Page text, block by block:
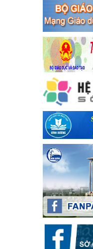
Ngày ban hành: 04/03/
Kế hoạch thực hiện Chỉ
của Thủ tướng Chính
tranh tội phạm, vi
tổ chức đánh bạc và
Kế hoạch thực hiện Chỉ
Thủ tướng Chính phủ về
phạm, vi phạm pháp luật
bạc và đánh bạc
Ngày ban hành: 04/03/
Kế hoạch Tổ chức Hội
Cát Lần thứ VIII, năm
Kế hoạch Tổ chức Hội
Lần thứ VIII, năm học
Ngày ban hành: 28/12/
Phối hợp rà soát nhu
Phối hợp rà soát nhu cầu
Ngày ban hành: 22/11/